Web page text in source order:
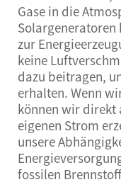
Gase in die
Solargeneratoren
zur
keine
dazu beitragen,
erhalten. Wenn
können wir direkt
eigenen Strom
unsere
fossilen